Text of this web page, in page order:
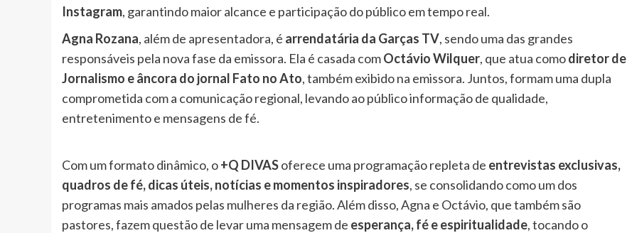
Instagram, garantindo maior alcance e participação do público em tempo real.
Agna Rozana, além de apresentadora, é arrendatária da Garças TV, sendo uma das grandes
responsáveis pela nova fase da emissora. Ela é casada comOctávio Wilquer, que atua comodiretor de
Jornalismo e âncora do jornal Fato no Ato, também exibido na emissora. Juntos, formam uma dupla
comprometida com a comunicação regional, levando ao público informação de qualidade,
entretenimento e mensagens de fé.
Com um formato dinâmico, o+Q DIVASoferece uma programação repleta de entrevistas exclusivas,
quadros de fé, dicas úteis, notícias e momentos inspiradores, se consolidando como um dos
programas mais amados pelas mulheres da região. Além disso, Agna e Octávio, que também são
pastores, fazem questão de levar uma mensagem de esperança, fé e espiritualidade, tocando o